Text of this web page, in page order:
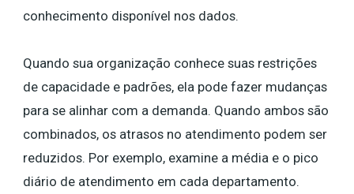
conhecimento disponível nos dados.
Quando sua organização conhece suas restrições
de capacidade e padrões, ela pode fazer mudanças
para se alinhar com a demanda. Quando ambos são
combinados, os atrasos no atendimento podem ser
reduzidos. Por exemplo, examine a média e o pico
diário de atendimento em cada departamento.